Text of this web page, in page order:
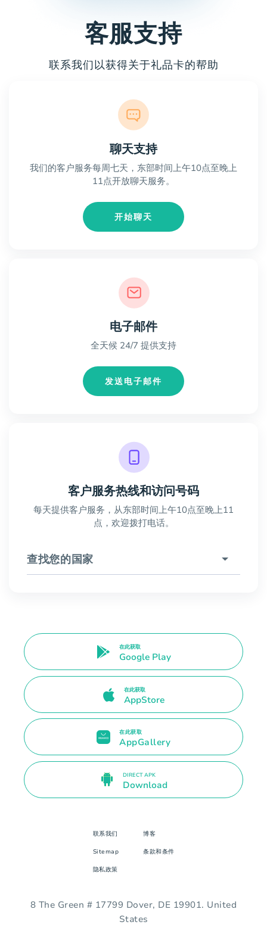
客服支持
联系我们以获得关于礼品卡的帮助
聊天支持
我们的客户服务每周七天，东部时间上午10点至晚上
11点开放聊天服务。
开始聊天
电子邮件
全天候 24/7 提供支持
发送电子邮件
客户服务热线和访问号码
每天提供客户服务，从东部时间上午10点至晚上11
点，欢迎拨打电话。
查找您的国家
在此获取
Google Play
在此获取
AppStore
在此获取
AppGallery
DIRECT APK
Download
联系我们 博客
Sitemap 条款和条件
隐私政策
8 The Green # 17799 Dover, DE 19901. United
States